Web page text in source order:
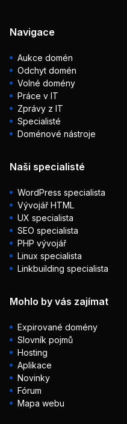
Navigace
Aukce domén
Odchyt domén
Volné domény
Práce v IT
Zprávy z IT
Specialisté
Doménové nástroje
Naši specialisté
WordPress specialista
Vývojář HTML
UX specialista
SEO specialista
PHP vývojář
Linux specialista
Linkbuilding specialista
Mohlo by vás zajímat
Expirované domény
Slovník pojmů
Hosting
Aplikace
Novinky
Fórum
Mapa webu